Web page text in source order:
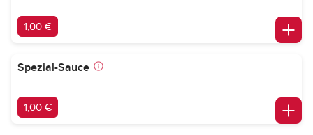
1,00 €
Spezial-Sauce
1,00 €